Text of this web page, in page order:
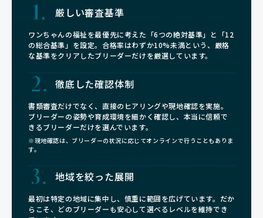
厳しい審査基準
ワンちゃんの福祉を最優先に考えた「6つの絶対基準」と「12
の総合基準」を設定。合格率はわずか10%未満という、厳格
な基準をクリアしたブリーダーだけを厳選しています。
徹底した確認体制
書類審査だけでなく、直接のヒアリングや現地確認を実施。
ブリーダーの姿勢や育成環境を細かく確認し、本当に信頼で
きるブリーダーだけを選んでいます。
※現地確認は、ブリーダーの状況に応じてオンラインで行うこともありま
す。
地域を絞った展開
最初は特定の地域に集中し、慎重に範囲を広げています。だか
らこそ、どのブリーダーも安心して選べるレベルを維持でき